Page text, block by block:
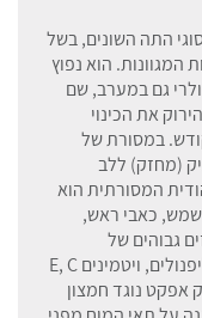
התה השונים, בשל
המגוונות. הוא נפוץ
גם במערב, שם
את הכינוי
במסורת של
(מחזק) ללב
המסורתית הוא
שמש, כאבי ראש,
גבוהים של
פוליפנולים, ובפרט EGCG, בשילוב של פוליפנולים, ויטמינים E, C
אפקט נוגד חמצון